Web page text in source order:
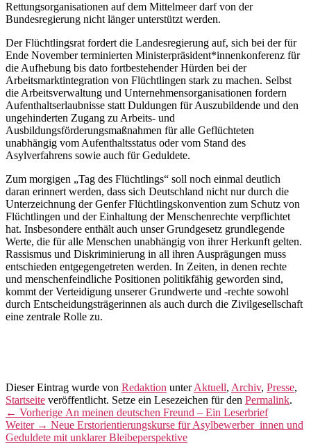
Rettungsorganisationen auf dem Mittelmeer darf von der
Bundesregierung nicht länger unterstützt werden.
Der Flüchtlingsrat fordert die Landesregierung auf, sich bei der für
Ende November terminierten Ministerpräsident*innenkonferenz für
die Aufhebung bis dato fortbestehender Hürden bei der
Arbeitsmarktintegration von Flüchtlingen stark zu machen. Selbst
die Arbeitsverwaltung und Unternehmensorganisationen fordern
Aufenthaltserlaubnisse statt Duldungen für Auszubildende und den
ungehinderten Zugang zu Arbeits- und
Ausbildungsförderungsmaßnahmen für alle Geflüchteten
unabhängig vom Aufenthaltsstatus oder vom Stand des
Asylverfahrens sowie auch für Geduldete.
Zum morgigen „Tag des Flüchtlings“ soll noch einmal deutlich
daran erinnert werden, dass sich Deutschland nicht nur durch die
Unterzeichnung der Genfer Flüchtlingskonvention zum Schutz von
Flüchtlingen und der Einhaltung der Menschenrechte verpflichtet
hat. Insbesondere enthält auch unser Grundgesetz grundlegende
Werte, die für alle Menschen unabhängig von ihrer Herkunft gelten.
Rassismus und Diskriminierung in all ihren Ausprägungen muss
entschieden entgegengetreten werden. In Zeiten, in denen rechte
und menschenfeindliche Positionen politikfähig geworden sind,
kommt der Verteidigung unserer Grundwerte und -rechte sowohl
durch Entscheidungsträgerinnen als auch durch die Zivilgesellschaft
eine zentrale Rolle zu.
Dieser Eintrag wurde von Redaktion unterAktuell, Archiv, Presse,
Startseite veröffentlicht. Setze ein Lesezeichen für den Permalink.
Beitragsnavigation
← Vorherige Vorheriger
Beitrag:
An meinen deutschen Freund – Ein Leserbrief
Weiter → Nächster
Beitrag:
Neue Erstorientierungskurse für Asylbewerber_innen und
Geduldete mit unklarer Bleibeperspektive